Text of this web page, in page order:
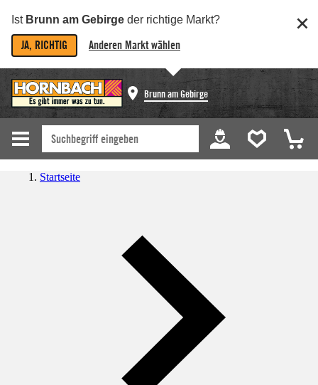
Ist Brunn am Gebirge der richtige Markt?
JA, RICHTIG Anderen Markt wählen
Brunn am Gebirge
Startseite